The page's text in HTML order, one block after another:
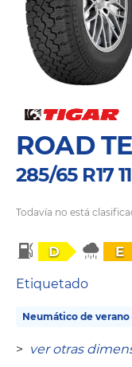
ROAD
285/65 R17
Todavía no está
D E
Etiquetado
Neumático de verano
> ver otras